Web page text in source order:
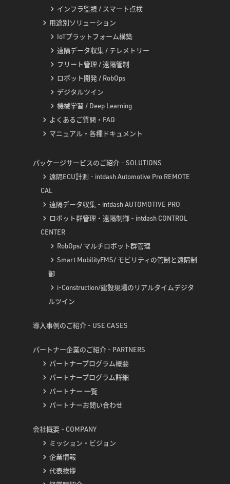
インフラ監視 / スマート点検
用途別ソリューション
IoTプラットフォーム構築
遠隔データ収集 / テレメトリー
フリート管理 / 遠隔管制
ロボット開発 / RobOps
デジタルツイン
機械学習 / Deep Learning
よくあるご質問・FAQ
マニュアル・各種ドキュメント
パッケージサービスのご紹介 - SOLUTIONS
遠隔ECU計測 - intdash Automotive Pro REMOTE
CAL
遠隔データ収集 - intdash AUTOMOTIVE PRO
ロボット群管理・遠隔制御 - intdash CONTROL
CENTER
RobOps/ マルチロボット群管理
Smart MobilityFMS/ モビリティの管制と遠隔制
御
i-Construction/建設現場のリアルタイムデジタ
ルツイン
導入事例のご紹介 - USE CASES
パートナー企業のご紹介 - PARTNERS
パートナープログラム概要
パートナープログラム詳細
パートナー 一覧
パートナーお問い合わせ
会社概要 - COMPANY
ミッション・ビジョン
企業情報
代表挨拶